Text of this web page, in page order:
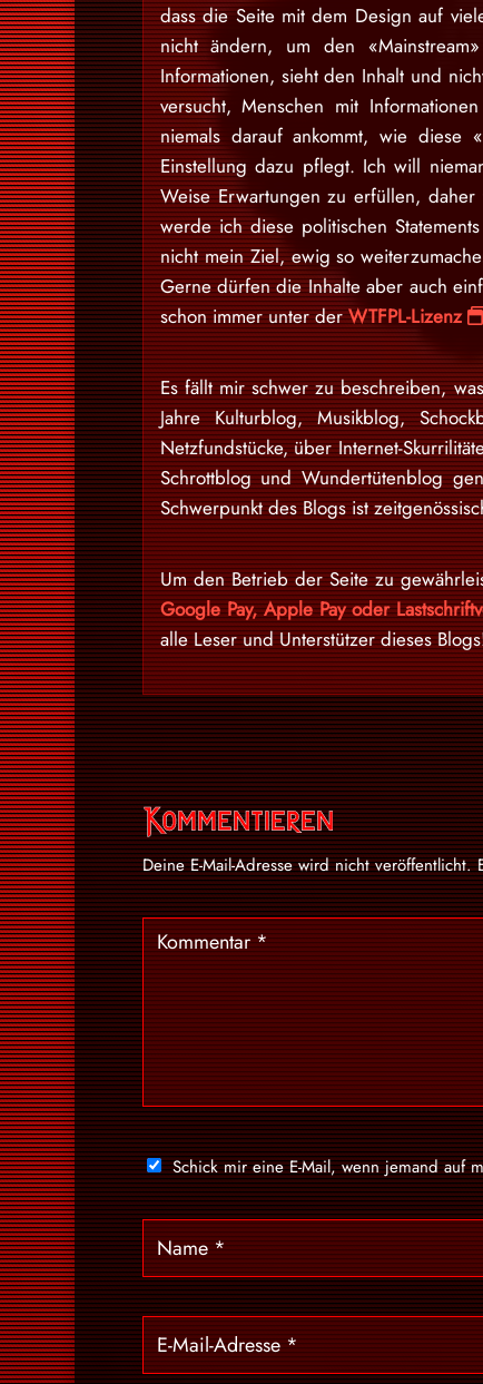
dass die Seite mit dem Design auf
nicht ändern, um den
Informationen, sieht den Inhalt und
versucht, Menschen mit
niemals darauf ankommt, wie diese
Einstellung dazu pflegt. Ich will
Weise Erwartungen zu erfüllen,
werde ich diese politischen
nicht mein Ziel, ewig so
Gerne dürfen die Inhalte aber auch
schon immer unter derWTFPL-Lizenz
Es fällt mir schwer zu beschreiben,
Jahre Kulturblog, Musikblog,
Netzfundstücke, über Internet-
Schrottblog und Wundertütenblog
Schwerpunkt des Blogs ist
Um den Betrieb der Seite zu
Google Pay, Apple Pay oder
alle Leser und Unterstützer dieses
Kommentieren
Deine E-Mail-Adresse wird nicht veröffentlicht.
Schick mir eine E-Mail, wenn jemand auf